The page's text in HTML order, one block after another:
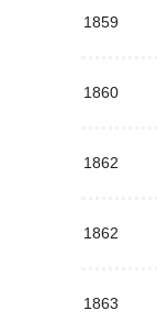
1859
1860
1862
1862
1863